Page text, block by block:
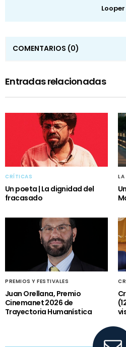
Looper
COMENTARIOS (0)
Entradas relacionadas
CRÍTICAS
Un poeta | La dignidad del
fracasado
LA
PREMIOS Y FESTIVALES
Juan Orellana, Premio
Cinemanet 2026 de
Trayectoria Humanística